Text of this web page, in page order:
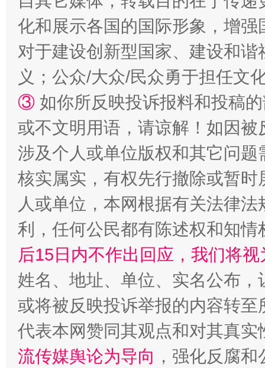
这是一记警钟！ 谢
在谋一域中谋全局
化和展示各国的国际形象，增
对于建设创新型国家、建设和
义；公众/大众/民众勇于担任文
③ 如你所反映投诉报料和投稿
或不文明用语，请谅解！如因
涉及个人或单位版权和其它问题
核实属实，有权先行撤除或暂
人或单位，本网根据有关法律
利，任何公民都有陈述权和知情
后15日内不作出回应，我们将
姓名、地址、单位、实名公布
或将被反映投诉举报的内容转
代表本网赞同其观点和对其真实
流传媒舆论为导向 ，强化反腐